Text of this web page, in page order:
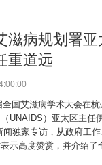
滋病规划署
重道远
国艾滋病学术大会在
UNAIDS）亚太区主任
闻独家专访，从政府工
示高度赞赏，并介绍了